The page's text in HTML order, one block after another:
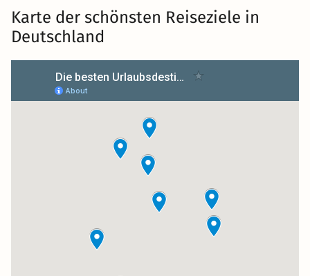
Karte der schönsten Reiseziele in
Deutschland